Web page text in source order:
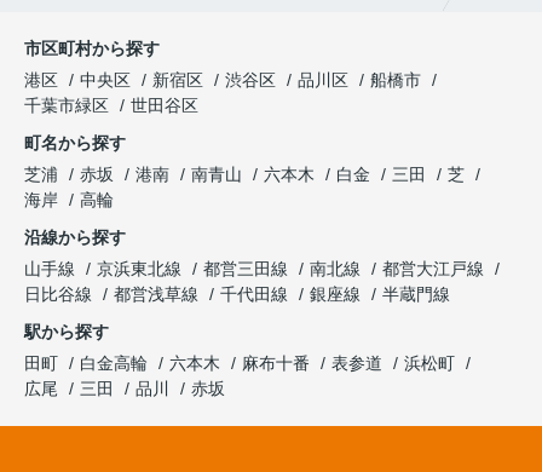
市区町村から探す
港区
中央区 新宿区 渋谷区 品川区
船橋市
千葉市緑区
世田谷区
町名から探す
芝浦
赤坂 港南 南青山 六本木 白金 三田
芝
海岸
高輪
沿線から探す
山手線
京浜東北線 都営三田線 南北線
都営大江戸線
日比谷線
都営浅草線 千代田線 銀座線
半蔵門線
駅から探す
田町
白金高輪 六本木 麻布十番 表参道
浜松町
広尾
三田 品川 赤坂